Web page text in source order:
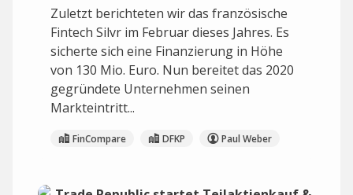
Zuletzt berichteten wir das französische
Fintech Silvr im Februar dieses Jahres. Es
sicherte sich eine Finanzierung in Höhe
von 130 Mio. Euro. Nun bereitet das 2020
gegründete Unternehmen seinen
Markteintritt...
FinCompare DFKP Paul Weber